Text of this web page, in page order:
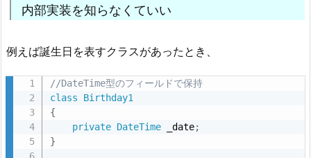
内部実装を知らなくていい
例えば誕生日を表すクラスがあったとき、
//DateTime型のフィールドで保持
class
Birthday1
{
private DateTime _date;
}